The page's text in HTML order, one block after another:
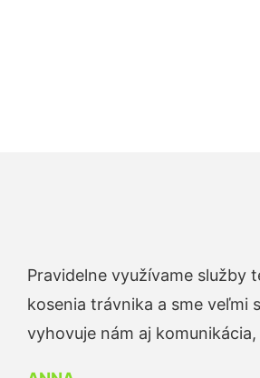
Pravidelne využívame služby
kosenia trávnika a sme veľmi
vyhovuje nám aj